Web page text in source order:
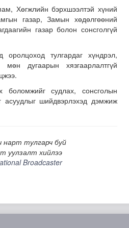
ажиллана
Хөгжлийн бэрхшээлтэй хүний
газар, Замын хөдөлгөөний
газар болон сонсголгүй
оролцоход тулгардаг хүндрэл,
мөн дугаарын хязгаарлалтгүй
боломжийг судлах, сонсголын
асуудлыг шийдвэрлэхэд дэмжиж
нарт тулгарч буй
уулзалт хийлээ
Broadcaster